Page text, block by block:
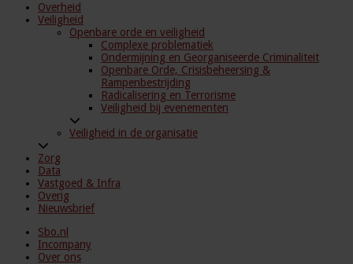
Overheid
Veiligheid
Openbare orde en veiligheid
Complexe problematiek
Ondermijning en Georganiseerde Criminaliteit
Openbare Orde, Crisisbeheersing &
Rampenbestrijding
Radicalisering en Terrorisme
Veiligheid bij evenementen
Veiligheid in de organisatie
Zorg
Data
Vastgoed & Infra
Overig
Nieuwsbrief
Sbo.nl
Incompany
Over ons